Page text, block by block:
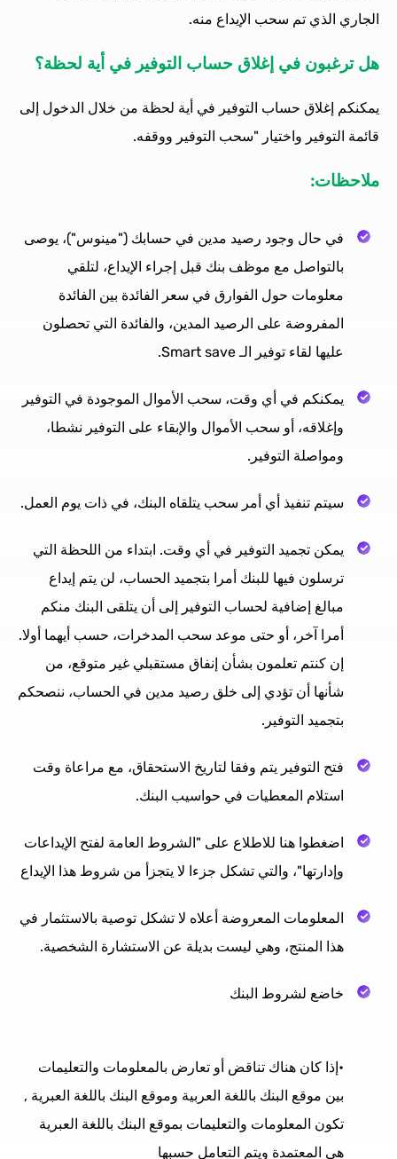
الجاري الذي تم سحب الإيداع منه.
هل ترغبون في إغلاق حساب التوفير في أية لحظة؟
يمكنكم إغلاق حساب التوفير في أية لحظة من خلال الدخول إلى
قائمة التوفير واختيار "سحب التوفير ووقفه.
ملاحظات:
في حال وجود رصيد مدين في حسابك ("مينوس")، يوصى
بالتواصل مع موظف بنك قبل إجراء الإيداع، لتلقي
معلومات حول الفوارق في سعر الفائدة بين الفائدة
المفروضة على الرصيد المدين، والفائدة التي تحصلون
عليها لقاء توفير الـ Smart save.
يمكنكم في أي وقت، سحب الأموال الموجودة في التوفير
وإغلاقه، أو سحب الأموال والإبقاء على التوفير نشطا،
ومواصلة التوفير.
سيتم تنفيذ أي أمر سحب يتلقاه البنك، في ذات يوم العمل.
يمكن تجميد التوفير في أي وقت. ابتداء من اللحظة التي
ترسلون فيها للبنك أمرا بتجميد الحساب، لن يتم إيداع
مبالغ إضافية لحساب التوفير إلى أن يتلقى البنك منكم
أمرا آخر، أو حتى موعد سحب المدخرات، حسب أيهما أولا.
إن كنتم تعلمون بشأن إنفاق مستقبلي غير متوقع، من
شأنها أن تؤدي إلى خلق رصيد مدين في الحساب، ننصحكم
بتجميد التوفير.
فتح التوفير يتم وفقا لتاريخ الاستحقاق، مع مراعاة وقت
استلام المعطيات في حواسيب البنك.
اضغطوا هنا للاطلاع على "الشروط العامة لفتح الإيداعات
وإدارتها"، والتي تشكل جزءا لا يتجزأ من شروط هذا الإيداع
المعلومات المعروضة أعلاه لا تشكل توصية بالاستثمار في
هذا المنتج، وهي ليست بديلة عن الاستشارة الشخصية.
خاضع لشروط البنك
•إذا كان هناك تناقض أو تعارض بالمعلومات والتعليمات
بين موقع البنك باللغة العربية وموقع البنك باللغة العبرية ,
تكون المعلومات والتعليمات بموقع البنك باللغة العبرية
هي المعتمدة ويتم التعامل حسبها